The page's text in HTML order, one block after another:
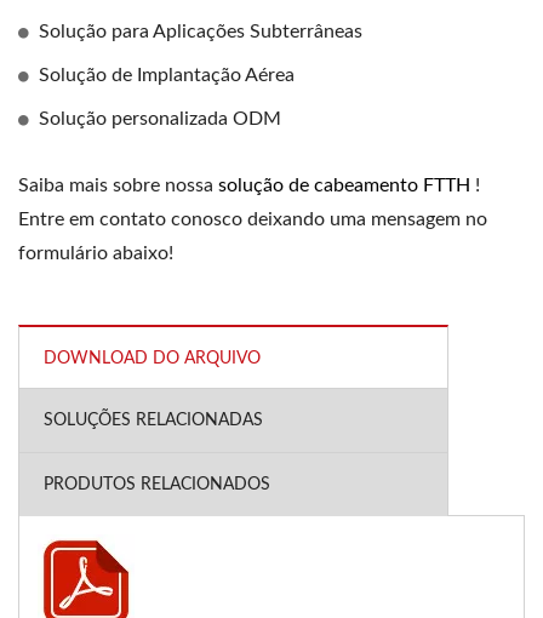
Solução para Aplicações Subterrâneas
Solução de Implantação Aérea
Solução personalizada ODM
Saiba mais sobre nossa solução de cabeamento FTTH !
Entre em contato conosco deixando uma mensagem no
formulário abaixo!
DOWNLOAD DO ARQUIVO
SOLUÇÕES RELACIONADAS
PRODUTOS RELACIONADOS